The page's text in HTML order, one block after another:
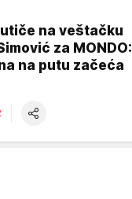
na veštačku
za MONDO:
na putu začeća